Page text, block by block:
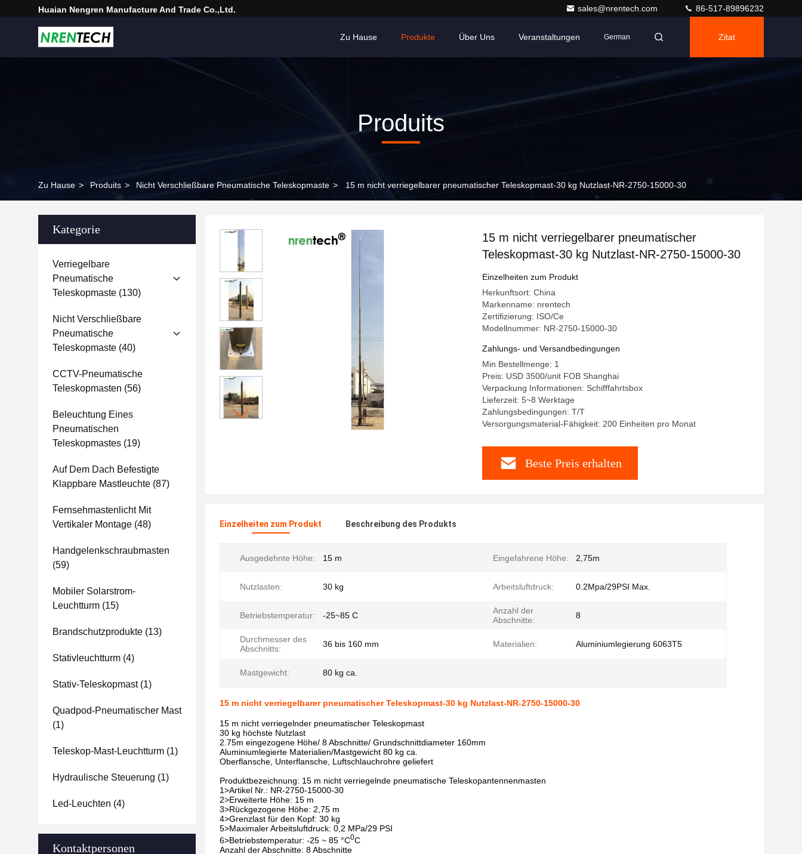
Huaian Nengren Manufacture And Trade Co.,Ltd. sales@nrentech.com 86-517-89896232
Zu Hause Produkte Über Uns Veranstaltungen German Zitat
Produits
Zu Hause > Produits > Nicht Verschließbare Pneumatische Teleskopmaste > 15 m nicht verriegelbarer pneumatischer Teleskopmast-30 kg Nutzlast-NR-2750-15000-30
Kategorie
Verriegelbare
Pneumatische
Teleskopmaste (130)
Nicht Verschließbare
Pneumatische
Teleskopmaste (40)
CCTV-Pneumatische
Teleskopmasten (56)
Beleuchtung Eines
Pneumatischen
Teleskopmastes (19)
Auf Dem Dach Befestigte
Klappbare Mastleuchte (87)
Fernsehmastenlicht Mit
Vertikaler Montage (48)
Handgelenkschraubmasten
(59)
Mobiler Solarstrom-
Leuchtturm (15)
Brandschutzprodukte (13)
Stativleuchtturm (4)
Stativ-Teleskopmast(1)
Quadpod-Pneumatischer Mast
(1)
Teleskop-Mast-Leuchtturm (1)
Hydraulische Steuerung (1)
Led-Leuchten (4)
Kontaktpersonen
15 m nicht verriegelbarer pneumatischer
Teleskopmast-30 kg Nutzlast-NR-2750-15000-30
Einzelheiten zum Produkt
Herkunftsort: China
Markenname: nrentech
Zertifizierung: ISO/Ce
Modellnummer: NR-2750-15000-30
Zahlungs- und Versandbedingungen
Min Bestellmenge: 1
Preis: USD 3500/unit FOB Shanghai
Verpackung Informationen: Schifffahrtsbox
Lieferzeit: 5~8 Werktage
Zahlungsbedingungen: T/T
Versorgungsmaterial-Fähigkeit: 200 Einheiten pro Monat
Beste Preis erhalten
Einzelheiten zum Produkt Beschreibung des Produkts
Ausgedehnte Höhe: 15 m Eingefahrene Höhe: 2,75m
Nutzlasten: 30 kg Arbeitsluftdruck: 0.2Mpa/29PSI Max.
Betriebstemperatur: -25~85 C
Anzahl der
Abschnitte:
8
Durchmesser des
Abschnitts:
36 bis 160 mm Materialien: Aluminiumlegierung 6063T5
Mastgewicht: 80 kg ca.
15 m nicht verriegelbarer pneumatischer Teleskopmast-30 kg Nutzlast-NR-2750-15000-30
15 m nicht verriegelnder pneumatischer Teleskopmast
30 kg höchste Nutzlast
2.75m eingezogene Höhe/ 8 Abschnitte/ Grundschnittdiameter 160mm
Aluminiumlegierte Materialien/Mastgewicht 80 kg ca.
Oberflansche, Unterflansche, Luftschlauchrohre geliefert
Produktbezeichnung: 15 m nicht verriegelnde pneumatische Teleskopantennenmasten
1>Artikel Nr.: NR-2750-15000-30
2>Erweiterte Höhe: 15 m
3>Rückgezogene Höhe: 2,75 m
4>Grenzlast für den Kopf: 30 kg
5>Maximaler Arbeitsluftdruck: 0,2 MPa/29 PSI
6>Betriebstemperatur: -25 ~ 85 °C0C
Anzahl der Abschnitte: 8 Abschnitte